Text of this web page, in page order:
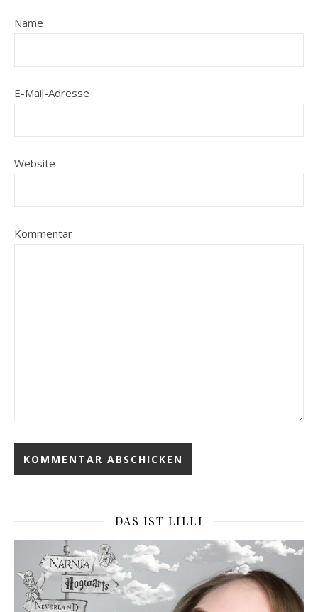
Name
E-Mail-Adresse
Website
Kommentar
DAS IST LILLI